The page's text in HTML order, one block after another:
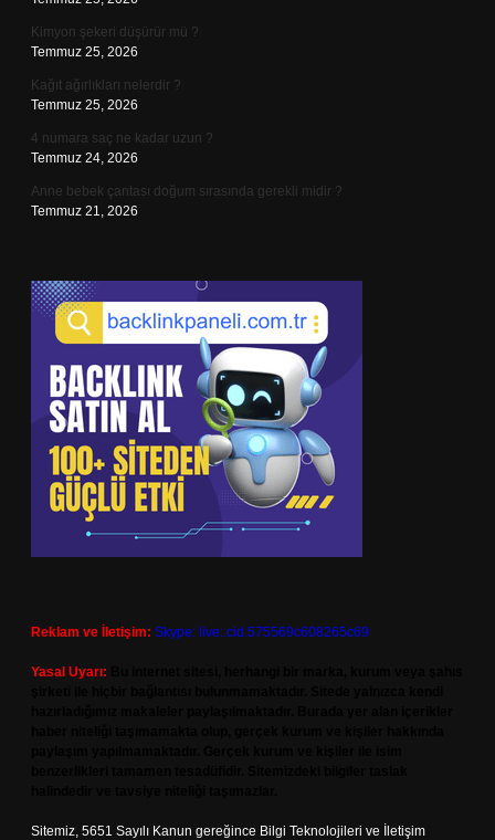
Kimyon şekeri düşürür mü ?
Temmuz 25, 2026
Kağıt ağırlıkları nelerdir ?
Temmuz 25, 2026
4 numara saç ne kadar uzun ?
Temmuz 24, 2026
Anne bebek çantası doğum sırasında gerekli midir ?
Temmuz 21, 2026
Reklam ve İletişim: Skype: live:.cid.575569c608265c69
Yasal Uyarı:
Sitemiz, 5651 Sayılı Kanun gereğince Bilgi Teknolojileri ve İletişim